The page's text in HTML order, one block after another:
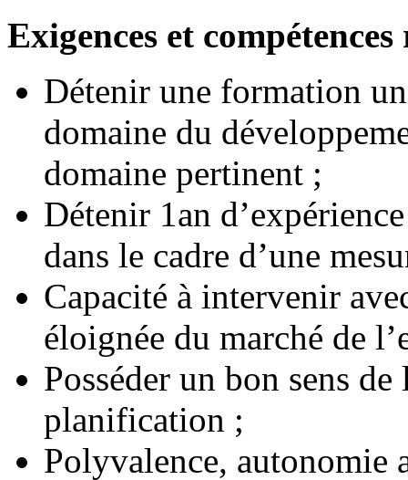
Exigences et compétences
Détenir une formation
domaine du
domaine pertinent ;
Détenir 1an
dans le cadre d’une
Capacité à intervenir
éloignée du marché de
Posséder un bon sens
planification ;
Polyvalence, autonomie